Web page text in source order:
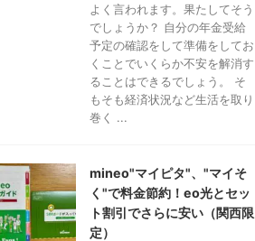
よく言われます。果たしてそう
でしょうか？ 自分の年金受給
予定の確認をして準備をしてお
くことでいくらか不安を解消す
ることはできるでしょう。 そ
もそも経済状況など生活を取り
巻く ...
mineo"マイピタ"、"マイそ
く"で料金節約！eo光とセッ
ト割引でさらに安い（関西限
定）